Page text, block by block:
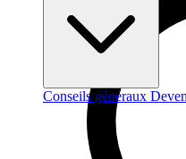
Conseils généraux